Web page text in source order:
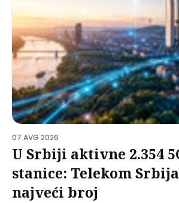
07 AVG 2026
U Srbiji aktivne 2.354
stanice: Telekom
najveći broj